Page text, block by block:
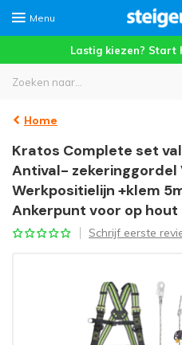
Menu
Lastig kiezen? Start
Home
Kratos Complete set
Antival- zekeringgordel
Werkpositielijn +klem
Ankerpunt voor op hout
Schrijf eerste